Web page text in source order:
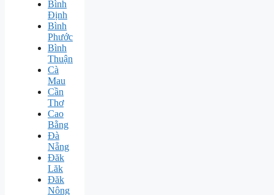
Bình
Định
Bình
Phước
Bình
Thuận
Cà
Mau
Cần
Thơ
Cao
Bằng
Đà
Nẵng
Đăk
Lăk
Đăk
Nông